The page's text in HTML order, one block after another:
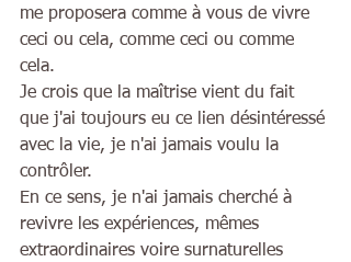
me proposera comme à vous de vivre
ceci ou cela, comme ceci ou comme
cela.
Je crois que la maîtrise vient du fait
que j'ai toujours eu ce lien désintéressé
avec la vie, je n'ai jamais voulu la
contrôler.
En ce sens, je n'ai jamais cherché à
revivre les expériences, mêmes
extraordinaires voire surnaturelles